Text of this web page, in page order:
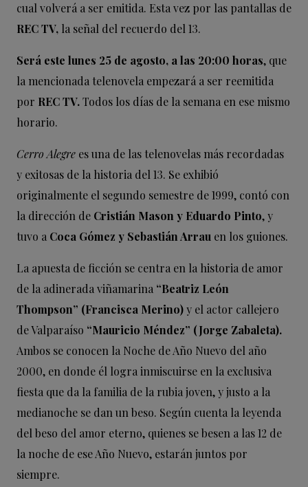
cual volverá a ser emitida. Esta vez por las pantallas de
REC TV, la señal del recuerdo del 13.
Será este lunes 25 de agosto, a las 20:00 horas, que
la mencionada telenovela empezará a ser reemitida
por REC TV.Todos los días de la semana en ese mismo
horario.
Cerro Alegre es una de las telenovelas más recordadas
y exitosas de la historia del 13. Se exhibió
originalmente el segundo semestre de 1999, contó con
la dirección de Cristián Mason y Eduardo Pinto, y
tuvo a Coca Gómez y Sebastián Arrau en los guiones.
La apuesta de ficción se centra en la historia de amor
de la adinerada viñamarina “Beatriz León
Thompson” (Francisca Merino)y el actor callejero
de Valparaíso “Mauricio Méndez” (Jorge Zabaleta).
Ambos se conocen la Noche de Año Nuevo del año
2000, en donde él logra inmiscuirse en la exclusiva
fiesta que da la familia de la rubia joven, y justo a la
medianoche se dan un beso. Según cuenta la leyenda
del beso del amor eterno, quienes se besen a las 12 de
la noche de ese Año Nuevo, estarán juntos por
siempre.